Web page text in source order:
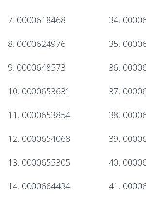
7. 0000618468
8. 0000624976
9. 0000648573
10. 0000653631
11. 0000653854
12. 0000654068
13. 0000655305
14. 0000664434
34.
35.
36.
37.
38.
39.
40.
41.